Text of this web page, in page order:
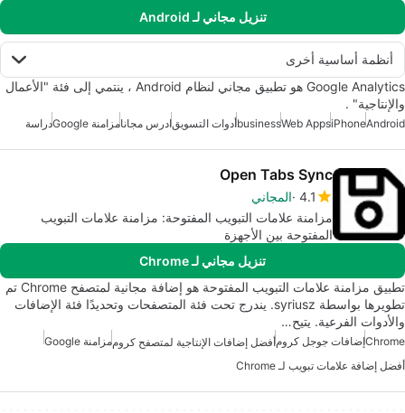
تنزيل مجاني لـ Android
أنظمة أساسية أخرى
Google Analytics هو تطبيق مجاني لنظام Android ، ينتمي إلى فئة "الأعمال
والإنتاجية" .
Android
iPhone
Web Apps
businessأدوات التسويقادرس مجانامزامنة Google دراسة
Open Tabs Sync
4.1 المجاني
مزامنة علامات التبويب المفتوحة: مزامنة علامات التبويب
المفتوحة بين الأجهزة
تنزيل مجاني لـ Chrome
تطبيق مزامنة علامات التبويب المفتوحة هو إضافة مجانية لمتصفح Chrome تم
تطويرها بواسطة syriusz. يندرج تحت فئة المتصفحات وتحديدًا فئة الإضافات
والأدوات الفرعية. يتيح…
Chromeإضافات جوجل كرومأفضل إضافات الإنتاجية لمتصفح كروممزامنة Google
أفضل إضافة علامات تبويب لـ Chrome